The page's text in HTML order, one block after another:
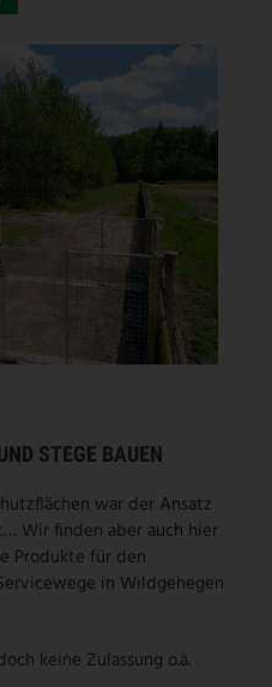
STEGE BAUEN
war der Ansatz
Wir finden aber auch hier
Produkte für den
in Wildgehegen
keine Zulassung o.ä.